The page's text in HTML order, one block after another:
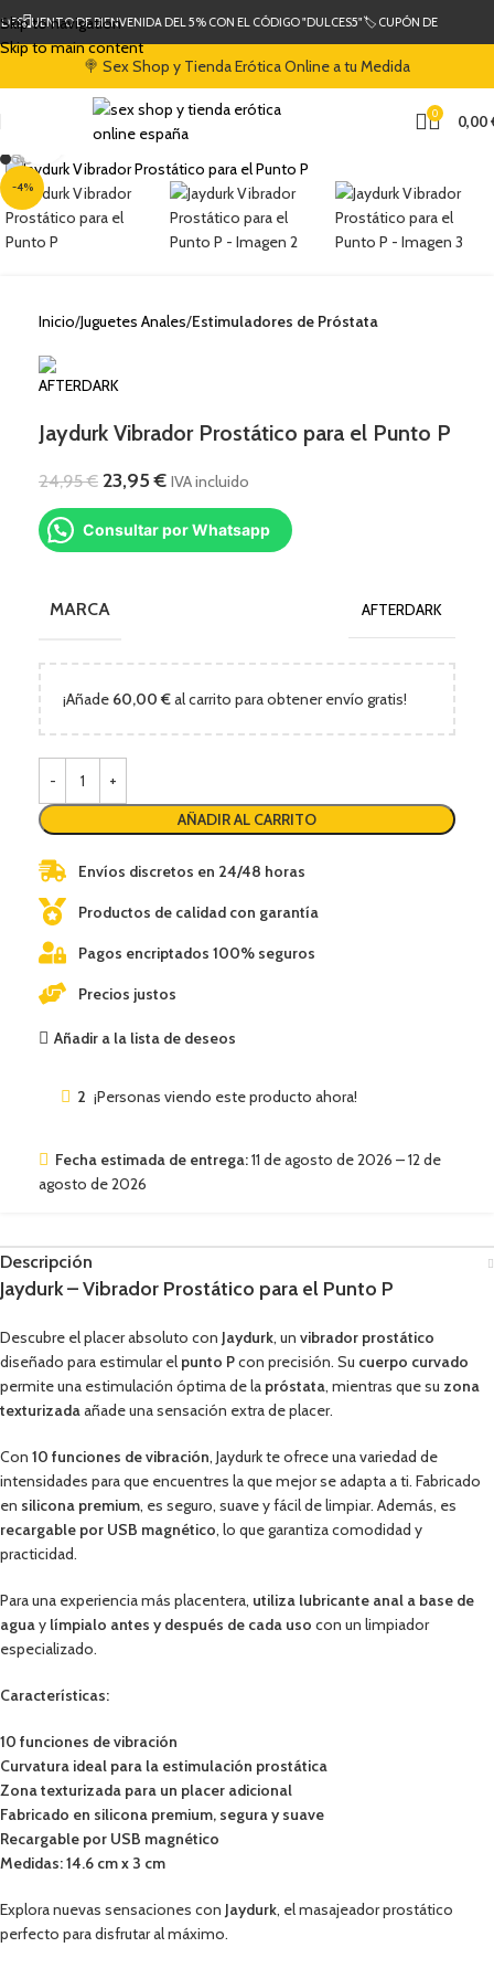
Skip to navigation
Skip to main content
🍭 Sex Shop y Tienda Erótica Online a tu Medida
0 0,00
-4%
Clic para ampliar
Inicio Juguetes Anales Estimuladores de Próstata
Jaydurk Vibrador Prostático para el Punto P
24,95€ 23,95€ IVA incluido
Consultar por Whatsapp
MARCA AFTERDARK
¡Añade 60,00 €al carrito para obtener envío gratis!
AÑADIR AL CARRITO
Envíos discretos en 24/48 horas
Productos de calidad con garantía
Pagos encriptados 100% seguros
Precios justos
Añadir a la lista de deseos
2 ¡Personas viendo este producto ahora!
Fecha estimada de entrega:11 de agosto de 2026 – 12 de
agosto de 2026
Descripción
Jaydurk – Vibrador Prostático para el Punto P
Descubre el placer absoluto con Jaydurk, un vibrador prostático
diseñado para estimular el punto Pcon precisión. Su cuerpo curvado
permite una estimulación óptima de la próstata, mientras que su zona
texturizadaañade una sensación extra de placer.
Con 10 funciones de vibración, Jaydurk te ofrece una variedad de
intensidades para que encuentres la que mejor se adapta a ti. Fabricado
en silicona premium, es seguro, suave y fácil de limpiar. Además, es
recargable por USB magnético, lo que garantiza comodidad y
practicidad.
Para una experiencia más placentera, utiliza lubricante anal a base de
aguay límpialo antes y después de cada uso con un limpiador
especializado.
Características:
10 funciones de vibración
Curvatura ideal para la estimulación prostática
Zona texturizada para un placer adicional
Fabricado en silicona premium, segura y suave
Recargable por USB magnético
Medidas:14.6 cm x 3 cm
Explora nuevas sensaciones con Jaydurk, el masajeador prostático
perfecto para disfrutar al máximo.
DE BIENVENIDA DEL 5% CON EL CÓDIGO "DULCES5"🏷️ CUPÓN DE